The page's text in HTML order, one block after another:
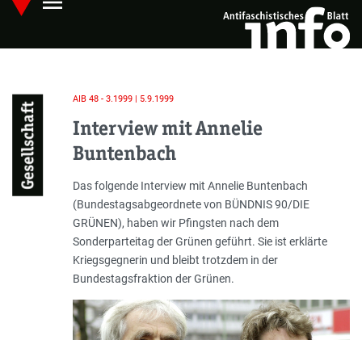
Skip
main
Hauptmenü öffnen
Gesellschaft
AIB 48 - 3.1999 | 5.9.1999
Interview mit Annelie
Buntenbach
Einleitung
Das folgende Interview mit Annelie Buntenbach
(Bundestagsabgeordnete von BÜNDNIS 90/DIE
GRÜNEN), haben wir Pfingsten nach dem
Sonderparteitag der Grünen geführt. Sie ist erklärte
Kriegsgegnerin und bleibt trotzdem in der
Bundestagsfraktion der Grünen.